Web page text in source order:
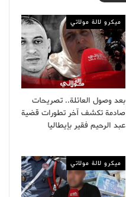
ميكرو لالة مولاتي
بعد وصول العائلة.. تصريحات
صادمة تكشف آخر تطورات قضية
عبد الرحيم فقير بإيطاليا
ميكرو لالة مولاتي